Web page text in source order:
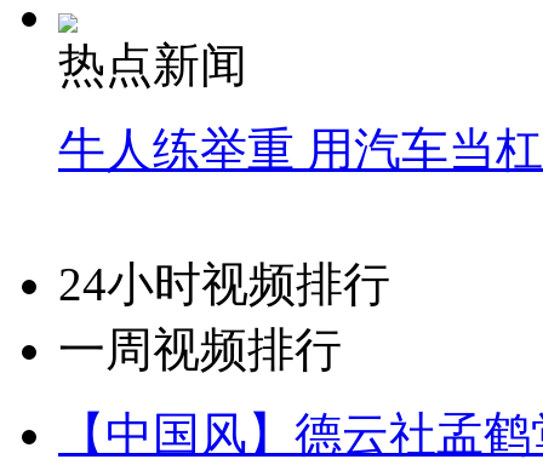
热点新闻
牛人练举重 用汽车当
24小时视频排行
一周视频排行
【中国风】德云社孟